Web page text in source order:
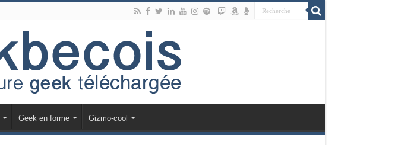
Geek en forme Gizmo-cool